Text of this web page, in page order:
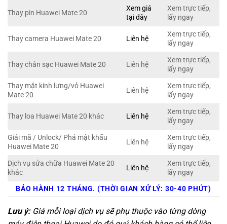
Thay pin Huawei Mate 20
Xem giá
tại đây
Xem trực tiếp,
lấy ngay
Thay camera Huawei Mate 20 Liên hệ
Xem trực tiếp,
lấy ngay
Thay chân sạc Huawei Mate 20 Liên hệ
Xem trực tiếp,
lấy ngay
Thay mặt kính lưng/vỏ Huawei
Mate 20
Liên hệ
Xem trực tiếp,
lấy ngay
Thay loa Huawei Mate 20 khác Liên hệ
Xem trực tiếp,
lấy ngay
Giải mã / Unlock/ Phá mật khẩu
Huawei Mate 20
Liên hệ
Xem trực tiếp,
lấy ngay
Dịch vụ sửa chữa Huawei Mate 20
khác
Liên hệ
Xem trực tiếp,
lấy ngay
BẢO HÀNH 12 THÁNG. (THỜI GIAN XỬ LÝ: 30-40 PHÚT)
Lưu ý:Giá mỗi loại dịch vụ sẽ phụ thuộc vào từng dòng